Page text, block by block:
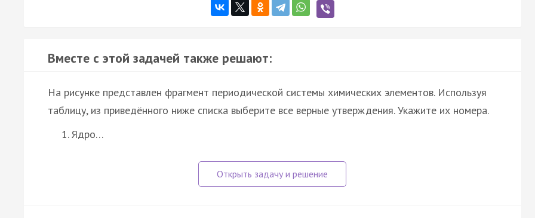
Вместе с этой задачей также решают:
На рисунке представлен фрагмент периодической системы химических элементов. Используя
таблицу, из приведённого ниже списка выберите все верные утверждения. Укажите их номера.
Ядро…